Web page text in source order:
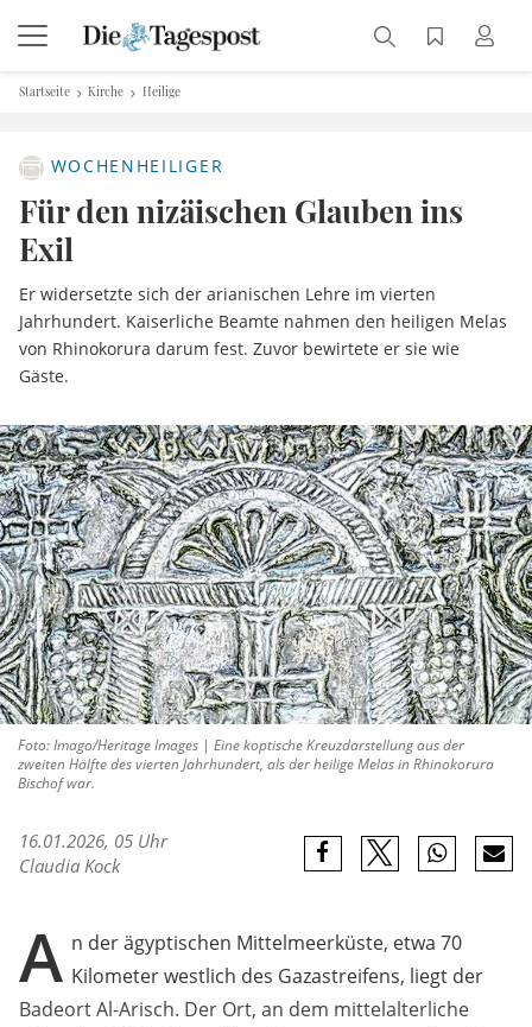
Startseite Kirche Heilige
WOCHENHEILIGER
Für den nizäischen Glauben ins
Exil
Er widersetzte sich der arianischen Lehre im vierten
Jahrhundert. Kaiserliche Beamte nahmen den heiligen Melas
von Rhinokorura darum fest. Zuvor bewirtete er sie wie
Gäste.
Foto: Imago/Heritage Images | Eine koptische Kreuzdarstellung aus der
zweiten Hälfte des vierten Jahrhundert, als der heilige Melas in Rhinokorura
Bischof war.
16.01.2026, 05 Uhr
Claudia Kock
A n der ägyptischen Mittelmeerküste, etwa 70
Kilometer westlich des Gazastreifens, liegt der
Badeort Al-Arisch. Der Ort, an dem mittelalterliche